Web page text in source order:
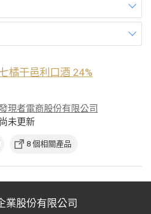
橘干邑利口酒 24%
現者電商股份有限公司
未更新
8 個相關產品
業股份有限公司